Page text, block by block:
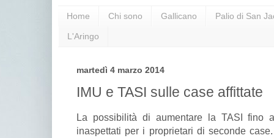
Home Chi sono Gallicano Palio di San
L'Aringo
martedì 4 marzo 2014
IMU e TASI sulle case affittate
La possibilità di aumentare la TASI fino
inaspettati per i proprietari di seconde